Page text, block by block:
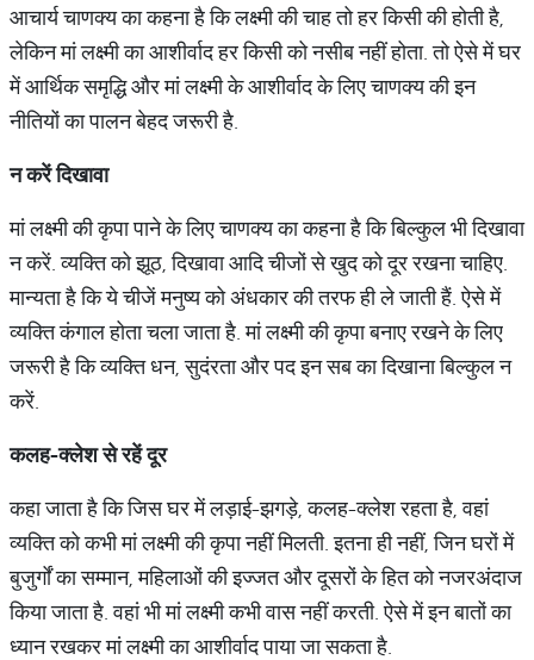
आचार्य चाणक्य का कहना है कि लक्ष्मी की चाह तो हर किसी की होती है,
लेकिन मां लक्ष्मी का आशीर्वाद हर किसी को नसीब नहीं होता. तो ऐसे में घर
में आर्थिक समृद्धि और मां लक्ष्मी के आशीर्वाद के लिए चाणक्य की इन
नीतियों का पालन बेहद जरूरी है.
न करें दिखावा
मां लक्ष्मी की कृपा पाने के लिए चाणक्य का कहना है कि बिल्कुल भी दिखावा
न करें. व्यक्ति को झूठ, दिखावा आदि चीजों से खुद को दूर रखना चाहिए.
मान्यता है कि ये चीजें मनुष्य को अंधकार की तरफ ही ले जाती हैं. ऐसे में
व्यक्ति कंगाल होता चला जाता है. मां लक्ष्मी की कृपा बनाए रखने के लिए
जरूरी है कि व्यक्ति धन, सुदंरता और पद इन सब का दिखाना बिल्कुल न
करें.
कलह-क्लेश से रहें दूर
कहा जाता है कि जिस घर में लड़ाई-झगड़े, कलह-क्लेश रहता है, वहां
व्यक्ति को कभी मां लक्ष्मी की कृपा नहीं मिलती. इतना ही नहीं, जिन घरों में
बुजुर्गों का सम्मान, महिलाओं की इज्जत और दूसरों के हित को नजरअंदाज
किया जाता है. वहां भी मां लक्ष्मी कभी वास नहीं करती. ऐसे में इन बातों का
ध्यान रखकर मां लक्ष्मी का आशीर्वाद पाया जा सकता है.